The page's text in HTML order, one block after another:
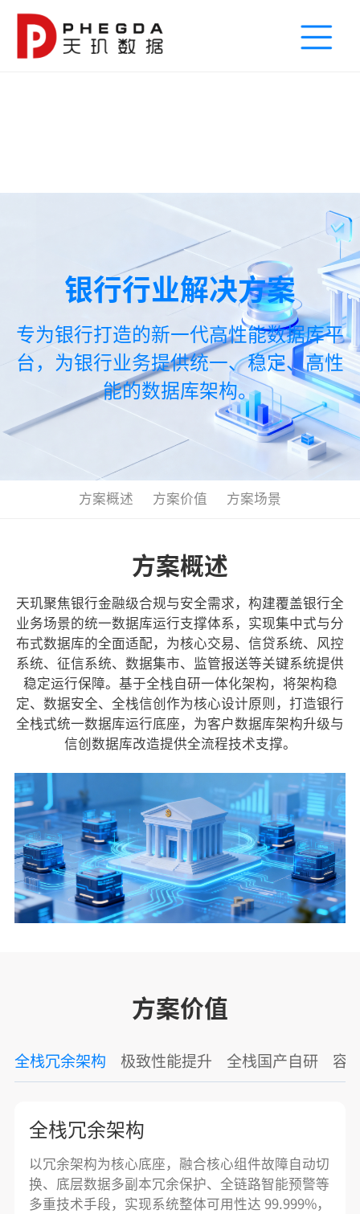
银行行业解决方案
专为银行打造的新一代高性能数据库平
台，为银行业务提供统一、稳定、高性
能的数据库架构。
方案概述 方案价值 方案场景
方案概述
天玑聚焦银行金融级合规与安全需求，构建覆盖银行全
业务场景的统一数据库运行支撑体系，实现集中式与分
布式数据库的全面适配，为核心交易、信贷系统、风控
系统、征信系统、数据集市、监管报送等关键系统提供
稳定运行保障。基于全栈自研一体化架构，将架构稳
定、数据安全、全栈信创作为核心设计原则，打造银行
全栈式统一数据库运行底座，为客户数据库架构升级与
信创数据库改造提供全流程技术支撑。
方案价值
全栈冗余架构 极致性能提升 全栈国产自研 容
全栈冗余架构
以冗余架构为核心底座，融合核心组件故障自动切
换、底层数据多副本冗余保护、全链路智能预警等
多重技术手段，实现系统整体可用性达 99.999%，